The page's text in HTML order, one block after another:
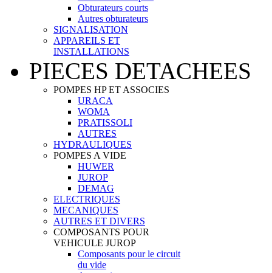
Obturateurs courts
Autres obturateurs
SIGNALISATION
APPAREILS ET
INSTALLATIONS
PIECES DETACHEES
POMPES HP ET ASSOCIES
URACA
WOMA
PRATISSOLI
AUTRES
HYDRAULIQUES
POMPES A VIDE
HUWER
JUROP
DEMAG
ELECTRIQUES
MECANIQUES
AUTRES ET DIVERS
COMPOSANTS POUR
VEHICULE JUROP
Composants pour le circuit
du vide